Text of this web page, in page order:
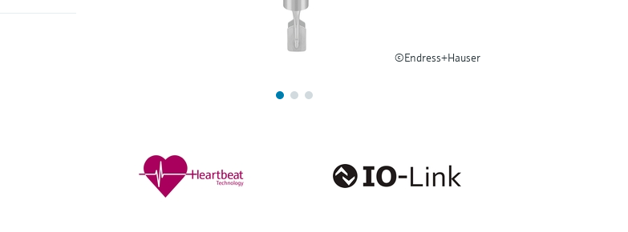
©Endress+Hauser